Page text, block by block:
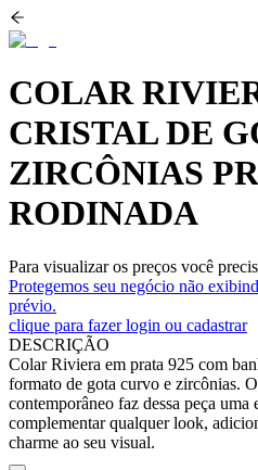
COLAR
CRISTAL DE
ZIRCÔNIAS
RODINADA
Para visualizar os preços você
Protegemos seu negócio não
prévio.
clique para fazer login ou cadastrar
DESCRIÇÃO
Colar Riviera em prata 925 com
formato de gota curvo e zircônias.
contemporâneo faz dessa peça uma
complementar qualquer look,
charme ao seu visual.